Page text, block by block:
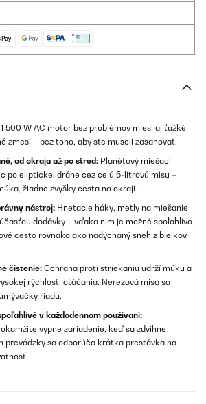
1 500 W AC motor bez problémov miesi aj ťažké
zmesi – bez toho, aby ste museli zasahovať.
od okraja až po stred: Planétový miešací
po eliptickej dráhe cez celú 5-litrovú misu –
žiadne zvyšky cesta na okraji.
nástroj: Hnetacie háky, metly na miešanie
dodávky – vďaka nim je možné spoľahlivo
cesto rovnako ako nadýchaný sneh z bielkov
čistenie: Ochrana proti striekaniu udrží múku a
rýchlosti otáčania. Nerezová misa sa
riadu.
v každodennom používaní:
vypne zariadenie, keď sa zdvihne
prevádzky sa odporúča krátka prestávka na